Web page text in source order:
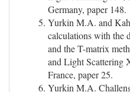
Germany, paper 148.
Yurkin M.A. and
calculations with the
and the T-matrix
and Light Scattering
France, paper 25.
Yurkin M.A.